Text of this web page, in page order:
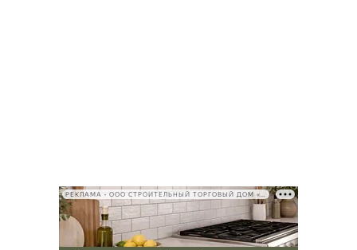
РЕКЛАМА • ООО СТРОИТЕЛЬНЫЙ ТОРГОВЫЙ ДОМ «ПЕТРОВИЧ», ИНН 7802348846